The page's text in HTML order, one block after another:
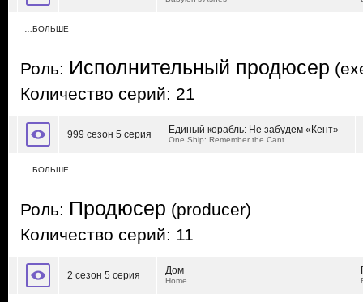
…БОЛЬШЕ
Роль: Исполнительный продюсер
Количество серий: 21
999 сезон 5 серия Единый корабль: Не забудем «Кент»
One Ship: Remember the Cant
…БОЛЬШЕ
Роль: Продюсер (producer)
Количество серий: 11
2 сезон 5 серия Дом
Home